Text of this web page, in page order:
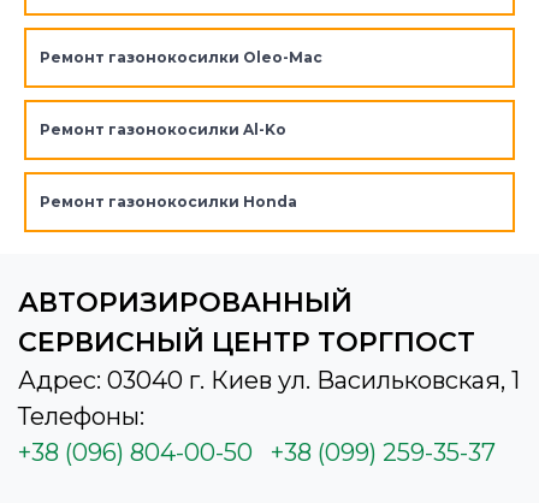
Ремонт газонокосилки Oleo-Mac
Ремонт газонокосилки Al-Ko
Ремонт газонокосилки Honda
АВТОРИЗИРОВАННЫЙ
СЕРВИСНЫЙ ЦЕНТР ТОРГПОСТ
Адрес: 03040 г. Киев ул. Васильковская, 1
Телефоны:
+38 (096) 804-00-50
+38 (099) 259-35-37